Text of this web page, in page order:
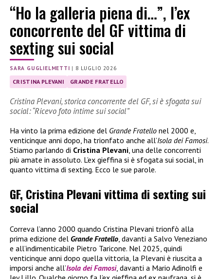
“Ho la galleria piena di…”, l’ex
concorrente del GF vittima di
sexting sui social
SARA GUGLIELMETTI | 8 LUGLIO 2026
CRISTINA PLEVANI GRANDE FRATELLO
Cristina Plevani, storica concorrente del GF, si è sfogata sui
social: “Ricevo foto intime sui social”
Ha vinto la prima edizione del Grande Fratello nel 2000 e,
venticinque anni dopo, ha trionfato anche all’Isola dei Famosi.
Stiamo parlando di Cristina Plevani , una delle concorrenti
più amate in assoluto. L’ex gieffina si è sfogata sui social, in
quanto vittima di sexting. Ecco le sue parole.
GF, Cristina Plevani vittima di sexting sui
social
Correva l’anno 2000 quando Cristina Plevani trionfò alla
prima edizione del Grande Fratello , davanti a Salvo Veneziano
e all’indimenticabile Pietro Taricone. Nel 2025, quindi
venticinque anni dopo quella vittoria, la Plevani è riuscita a
imporsi anche all’Isola dei Famosi, davanti a Mario Adinolfi e